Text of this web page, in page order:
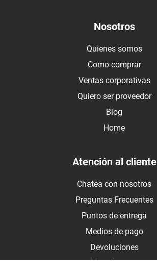
Nosotros
Quienes somos
Como comprar
Ventas corporativas
Quiero ser proveedor
Blog
Home
Atención al cliente
Chatea con nosotros
Preguntas Frecuentes
Puntos de entrega
Medios de pago
Devoluciones
Contáctanos